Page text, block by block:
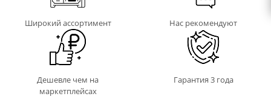
Широкий ассортимент Нас рекомендуют
Дешевле чем на
маркетплейсах
Гарантия 3 года